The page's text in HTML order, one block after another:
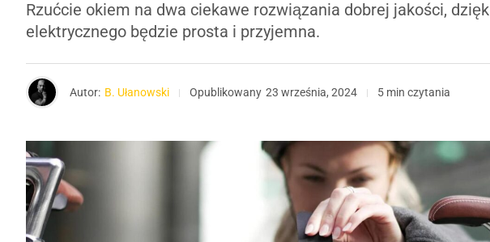
Rzućcie okiem na dwa ciekawe rozwiązania dobrej jakości,
elektrycznego będzie prosta i przyjemna.
Autor: B. Ułanowski Opublikowany 23 września, 2024 5 min czytania